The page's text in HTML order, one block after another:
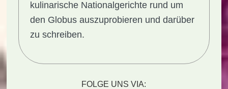
kulinarische Nationalgerichte rund um
den Globus auszuprobieren und darüber
zu schreiben.
FOLGE UNS VIA: